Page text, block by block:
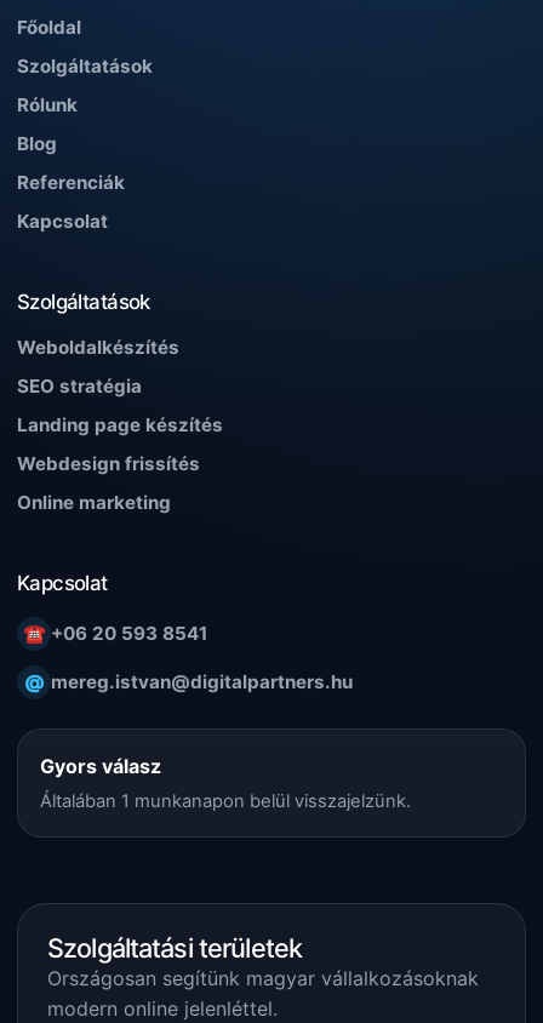
Főoldal
Szolgáltatások
Rólunk
Blog
Referenciák
Kapcsolat
Szolgáltatások
Weboldalkészítés
SEO stratégia
Landing page készítés
Webdesign frissítés
Online marketing
Kapcsolat
☎ +06 20 593 8541
@ mereg.istvan@digitalpartners.hu
Gyors válasz
Általában 1 munkanapon belül visszajelzünk.
Szolgáltatási területek
Országosan segítünk magyar vállalkozásoknak
modern online jelenléttel.